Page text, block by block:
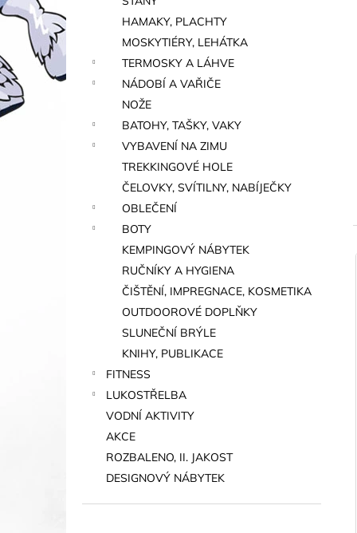
a
n
e
l
HAMAKY, PLACHTY
MOSKYTIÉRY, LEHÁTKA
TERMOSKY A LÁHVE
NÁDOBÍ A VAŘIČE
NOŽE
BATOHY, TAŠKY, VAKY
VYBAVENÍ NA ZIMU
TREKKINGOVÉ HOLE
ČELOVKY, SVÍTILNY, NABÍJEČKY
OBLEČENÍ
BOTY
KEMPINGOVÝ NÁBYTEK
RUČNÍKY A HYGIENA
ČIŠTĚNÍ, IMPREGNACE, KOSMETIKA
OUTDOOROVÉ DOPLŇKY
SLUNEČNÍ BRÝLE
KNIHY, PUBLIKACE
FITNESS
LUKOSTŘELBA
VODNÍ AKTIVITY
AKCE
ROZBALENO, II. JAKOST
DESIGNOVÝ NÁBYTEK